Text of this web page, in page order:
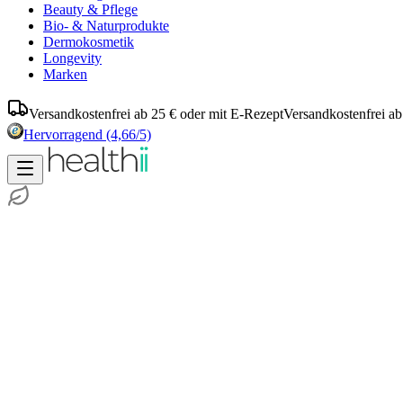
Beauty & Pflege
Bio- & Naturprodukte
Dermokosmetik
Longevity
Marken
Versandkostenfrei ab 25 € oder mit E-RezeptVersandkostenfrei
Hervorragend (4,66/5)